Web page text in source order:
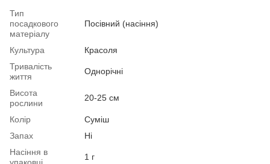
Тип
посадкового
матеріалу
Посівний (насіння)
Культура
Красоля
Тривалість
життя
Однорічні
Висота
рослини
20-25 см
Колір
Суміш
Запах
Ні
Насіння в
упаковці
1 г